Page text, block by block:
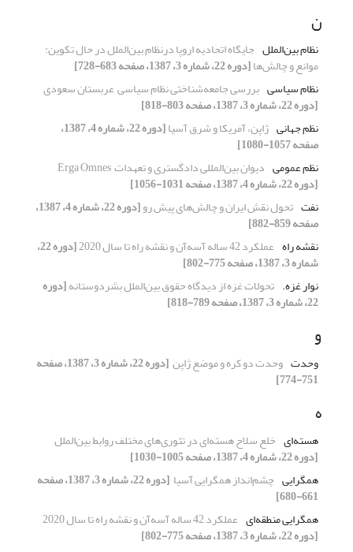
ن
نظام بین‌الملل جایگاه اتحادیه اروپا درنظام بین‌الملل در حال ‏تکوین:
موانع و چالش‌ها[دوره 22، شماره 3، 1387، صفحه 683-728]
نظام سیاسی بررسی جامعه‌شناختی نظام سیاسی ‏ عربستان سعودی ‏
[دوره 22، شماره 3، 1387، صفحه 803-818]
نظم جهانی ژاپن، آمریکا و شرق آسیا [دوره 22، شماره 4، 1387،
صفحه 1057-1080]
نظم عمومی دیوان بین‌المللی دادگستری و تعهدات ‏ ‏Erga Omnes
[دوره 22، شماره 4، 1387، صفحه 1031-1056]
نفت تحول نقش ایران و چالش‌های پیش رو [دوره 22، شماره 4، 1387،
صفحه 859-882]
نقشه راه عملکرد 42 ساله آسه‌آن و نقشه راه تا سال 2020‏ [دوره 22،
شماره 3، 1387، صفحه 775-802]
نوار غزه.‏ تحولات غزه از دیدگاه حقوق بین‌الملل بشردوستانه[دوره
22، شماره 3، 1387، صفحه 789-818]
و
وحدت وحدت دو کره و موضع ژاپن ‏ [دوره 22، شماره 3، 1387، صفحه
751-774]
ه
هسته‌ای خلع سلاح هسته‌ای در تئوری‌های مختلف روابط ‏بین‌الملل
[دوره 22، شماره 4، 1387، صفحه 1005-1030]
همگرایی چشم‌انداز همگرایی آسیا ‏ [دوره 22، شماره 3، 1387، صفحه
661-680]
همگرایی منطقه‌ای عملکرد 42 ساله آسه‌آن و نقشه راه تا سال 2020‏
[دوره 22، شماره 3، 1387، صفحه 775-802]